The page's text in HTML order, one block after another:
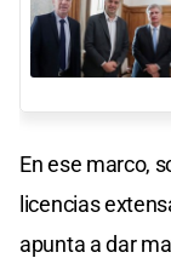
En ese marco,
licencias
apunta a dar